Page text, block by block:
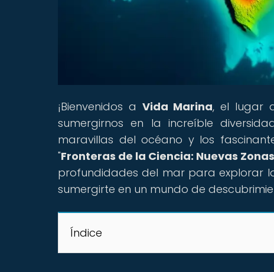
¡Bienvenidos a Vida Marina, el lugar
sumergirnos en la increíble
maravillas del océano y los
"Fronteras de la Ciencia: Nuevas
profundidades del mar para explorar
sumergirte en un mundo de
Índice